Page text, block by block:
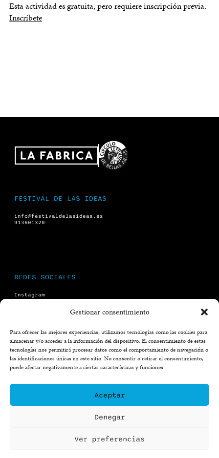
Gestionar consentimiento
Para ofrecer las mejores experiencias, utilizamos tecnologías como las cookies para
almacenar y/o acceder a la información del dispositivo. El consentimiento de estas
tecnologías nos permitirá procesar datos como el comportamiento de navegación o
las identificaciones únicas en este sitio. No consentir o retirar el consentimiento,
puede afectar negativamente a ciertas características y funciones.
Aceptar
Denegar
Ver preferencias
Esta actividad es gratuita, pero requiere inscripción previa.
Inscríbete
FESTIVAL DE LAS IDEAS
info@festivaldelasideas.es
913601320
REDES SOCIALES
Instagram
Facebook
LEGAL
Aviso legal
Política de privacidad